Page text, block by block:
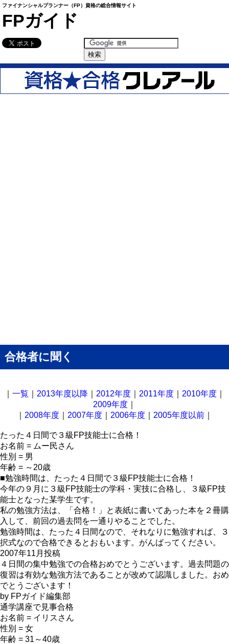
ファイナンシャルプランナー（FP）資格の総合情報サイト
FPガイド
合格者に聞く
一覧 2013年度以降 2012年度 2011年度 2010年度
2009年度
2008年度 2007年度 2006年度 2005年度以前
たった４日間で３級FP技能士に合格！
お名前 = ムー民さん
性別 = 男
年齢 = ～20歳
■勉強時間は、たった４日間で３級FP技能士に合格！
今年の９月に３級FP技能士の学科・実技に合格し、３級FP技
能士となった某学生です。
私の勉強方法は、「合格！」と表紙に書いてあった本を２冊購
入して、前回の過去問を一通りやることでした。
勉強時間は、たった４日間なので、それなりに勉強すれば、３
択式なので合格できるとおもいます。がんばってください。
2007年11月投稿
４日間の集中勉強での合格おめでとうございます。過去問題の
復習は有効な勉強方法であることが改めて認識しました。おめ
でとうございます！
by FPガイド編集部
通学講座で見事合格
お名前 = イリスさん
性別 = 女
年齢 = 31～40歳